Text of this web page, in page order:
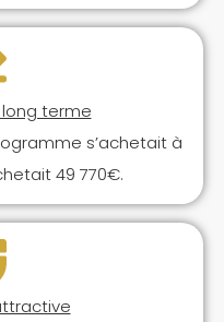
terme
s’achetait à
49 770€.